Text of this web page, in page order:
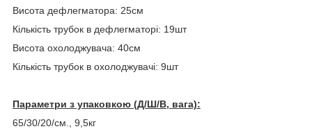
Висота дефлегматора: 25см
Кількість трубок в дефлегматорі: 19шт
Висота охолоджувача: 40см
Кількість трубок в охолоджувачі: 9шт
Параметри з упаковкою (Д/Ш/В, вага):
65/30/20/см., 9,5кг